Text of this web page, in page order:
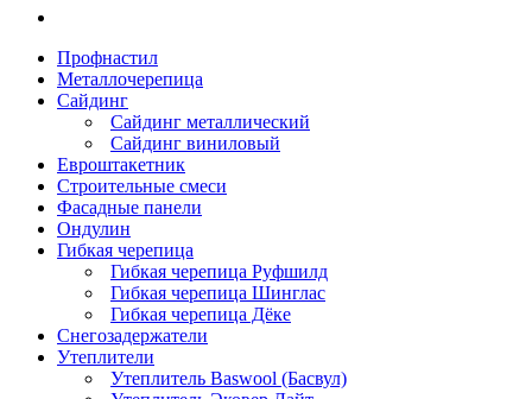
Профнастил
Металлочерепица
Сайдинг
Сайдинг металлический
Сайдинг виниловый
Евроштакетник
Строительные смеси
Фасадные панели
Ондулин
Гибкая черепица
Гибкая черепица Руфшилд
Гибкая черепица Шинглас
Гибкая черепица Дёке
Снегозадержатели
Утеплители
Утеплитель Baswool (Басвул)